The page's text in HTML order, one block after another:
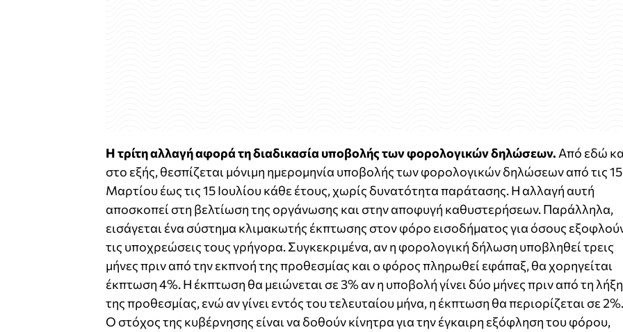
Η τρίτη αλλαγή αφορά τη διαδικασία υποβολής των φορολογικών δηλώσεων. Από εδώ
στο εξής, θεσπίζεται μόνιμη ημερομηνία υποβολής των φορολογικών δηλώσεων από τις 15
Μαρτίου έως τις 15 Ιουλίου κάθε έτους, χωρίς δυνατότητα παράτασης. Η αλλαγή αυτή
αποσκοπεί στη βελτίωση της οργάνωσης και στην αποφυγή καθυστερήσεων. Παράλληλα,
εισάγεται ένα σύστημα κλιμακωτής έκπτωσης στον φόρο εισοδήματος για όσους
τις υποχρεώσεις τους γρήγορα. Συγκεκριμένα, αν η φορολογική δήλωση υποβληθεί τρεις
μήνες πριν από την εκπνοή της προθεσμίας και ο φόρος πληρωθεί εφάπαξ, θα χορηγείται
έκπτωση 4%. Η έκπτωση θα μειώνεται σε 3% αν η υποβολή γίνει δύο μήνες πριν από τη λήξη
της προθεσμίας, ενώ αν γίνει εντός του τελευταίου μήνα, η έκπτωση θα περιορίζεται σε 2%.
Ο στόχος της κυβέρνησης είναι να δοθούν κίνητρα για την έγκαιρη εξόφληση του φόρου,